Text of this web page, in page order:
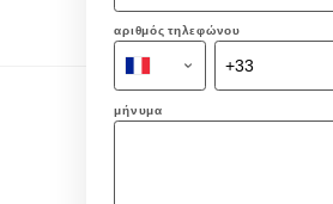
αριθμός τηλεφώνου
μήνυμα